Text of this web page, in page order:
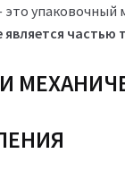
частью